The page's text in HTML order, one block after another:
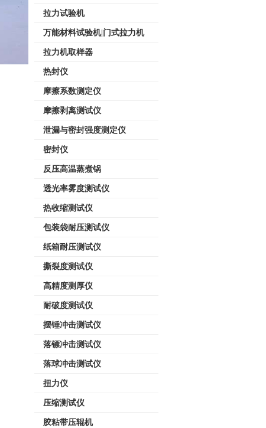
拉力试验机
万能材料试验机|门式拉力机
拉力机取样器
热封仪
摩擦系数测定仪
摩擦剥离测试仪
泄漏与密封强度测定仪
密封仪
反压高温蒸煮锅
透光率雾度测试仪
热收缩测试仪
包装袋耐压测试仪
纸箱耐压测试仪
撕裂度测试仪
高精度测厚仪
耐破度测试仪
摆锤冲击测试仪
落镖冲击测试仪
落球冲击测试仪
扭力仪
压缩测试仪
胶粘带压辊机